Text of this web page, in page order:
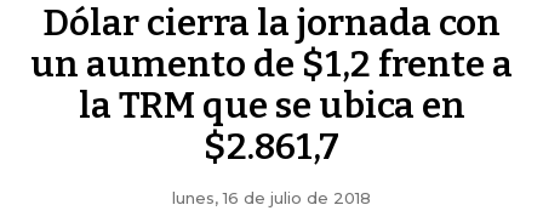
Dólar cierra la jornada con
un aumento de $1,2 frente a
la TRM que se ubica en
$2.861,7
lunes, 16 de julio de 2018